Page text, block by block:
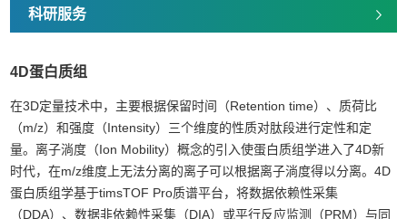
科研服务
4D蛋白质组
在3D定量技术中，主要根据保留时间（Retention time）、质荷比
（m/z）和强度（Intensity）三个维度的性质对肽段进行定性和定
量。离子淌度（Ion Mobility）概念的引入使蛋白质组学进入了4D新
时代，在m/z维度上无法分离的离子可以根据离子淌度得以分离。4D
蛋白质组学基于timsTOF Pro质谱平台，将数据依赖性采集
（DDA）、数据非依赖性采集（DIA）或平行反应监测（PRM）与同